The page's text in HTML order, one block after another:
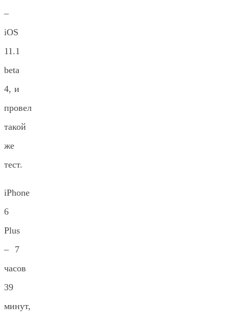
–
iOS
11.1
beta
4, и
провел
такой
же
тест.
iPhone
6
Plus
– 7
часов
39
минут,